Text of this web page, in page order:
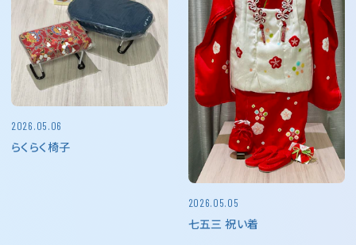
2026.05.06
らくらく椅子
2026.05.05
七五三 祝い着